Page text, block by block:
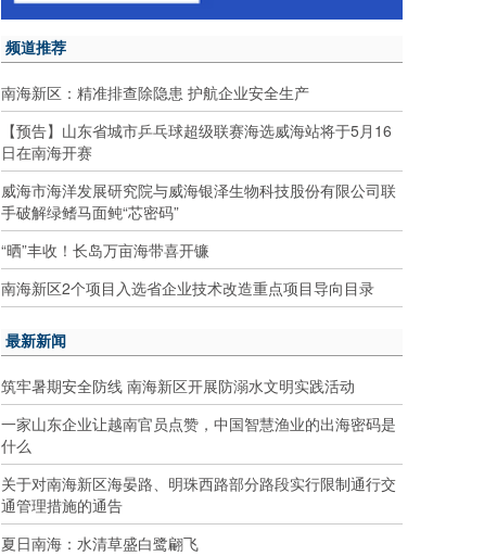
频道推荐
南海新区：精准排查除隐患 护航企业安全生产
【预告】山东省城市乒乓球超级联赛海选威海站将于5月16
日在南海开赛
威海市海洋发展研究院与威海银泽生物科技股份有限公司联
手破解绿鳍马面鲀“芯密码”
“晒”丰收！长岛万亩海带喜开镰
南海新区2个项目入选省企业技术改造重点项目导向目录
最新新闻
筑牢暑期安全防线 南海新区开展防溺水文明实践活动
一家山东企业让越南官员点赞，中国智慧渔业的出海密码是
什么
关于对南海新区海晏路、明珠西路部分路段实行限制通行交
通管理措施的通告
夏日南海：水清草盛白鹭翩飞